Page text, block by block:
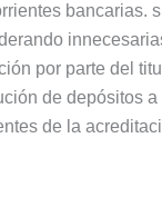
bancarias.
por parte del
de depósitos
de la